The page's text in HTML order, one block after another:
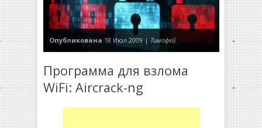
Опубликована 18 Июл 2009 | Тимофей
Программа для взлома
WiFi: Aircrack-ng